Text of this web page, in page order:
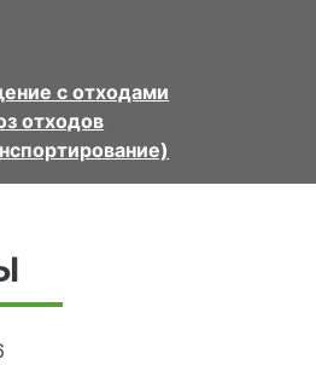
с отходами
отходов